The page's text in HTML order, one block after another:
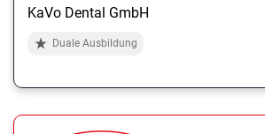
KaVo Dental GmbH
Duale Ausbildung